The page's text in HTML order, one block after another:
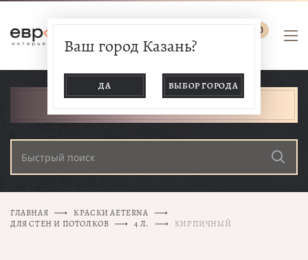
0
Ваш город Казань?
ДА ВЫБОР ГОРОДА
ГЛАВНАЯ
КРАСКИ AETERNA
ДЛЯ СТЕН И ПОТОЛКОВ
4 Л. КИРПИЧНЫЙ